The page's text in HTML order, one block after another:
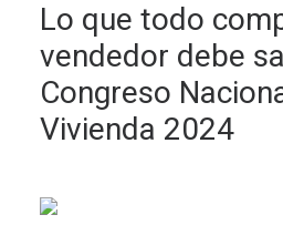
Lo que todo
vendedor debe
Congreso
Vivienda 2024